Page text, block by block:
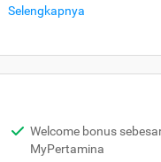
Selengkapnya
Welcome bonus
MyPertamina